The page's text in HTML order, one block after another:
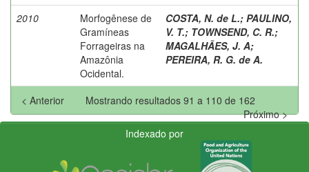
2010
Morfogênese de
Gramíneas
Forrageiras na
Amazônia
Ocidental.
COSTA, N. de L.; PAULINO,
V. T.; TOWNSEND, C. R.;
MAGALHÃES, J. A;
PEREIRA, R. G. de A.
Mostrando resultados 91 a 110 de 162
< Anterior
Próximo >
Indexado por